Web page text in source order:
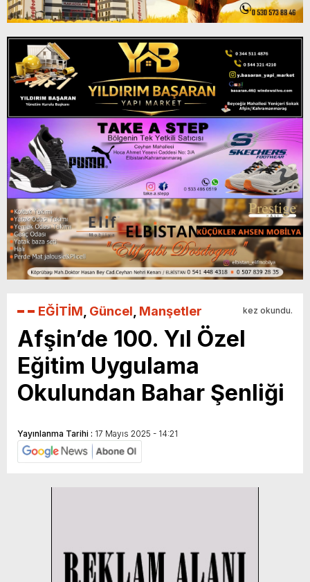
EĞİTİM Güncel Manşetler kez okundu.
Afşin’de 100. Yıl Özel
Eğitim Uygulama
Okulundan Bahar Şenliği
Yayınlanma Tarihi : 17 Mayıs 2025 - 14:21